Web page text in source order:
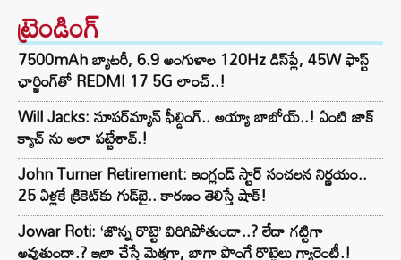
ట్రెండింగ్‌
7500mAh బ్యాటరీ, 6.9 అంగుళాల 120Hz డిస్‌ప్లే, 45W ఫాస్ట్
ఛార్జింగ్‌తో REDMI 17 5G లాంచ్..!
Will Jacks: సూపర్‌మ్యాన్ ఫీల్డింగ్.. అయ్యా బాబోయ్..! ఏంటి జాక్
క్యాచ్ ను అలా పట్టేశావ్.!
John Turner Retirement: ఇంగ్లండ్ స్టార్ సంచలన నిర్ణయం..
25 ఏళ్లకే క్రికెట్‌కు గుడ్‌బై.. కారణం తెలిస్తే షాక్!
Jowar Roti: ‘జొన్న రొట్టె’ విరిగిపోతుందా..? లేదా గట్టిగా
అవుతుందా.? ఇలా చేస్తే మెత్తగా, బాగా పొంగే రొట్టెలు గ్యారెంటీ.!